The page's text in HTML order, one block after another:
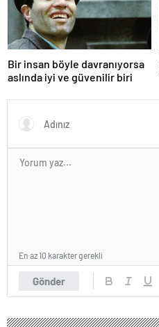
Bir insan böyle davranıyorsa
aslında iyi ve güvenilir biri
Gönder
En az 10 karakter gerekli